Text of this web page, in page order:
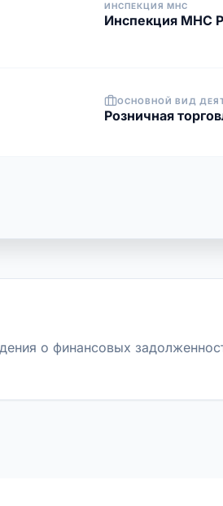
ИНСПЕКЦИЯ МНС
Инспекция МНС
ОСНОВНОЙ ВИД
Розничная
о финансовых